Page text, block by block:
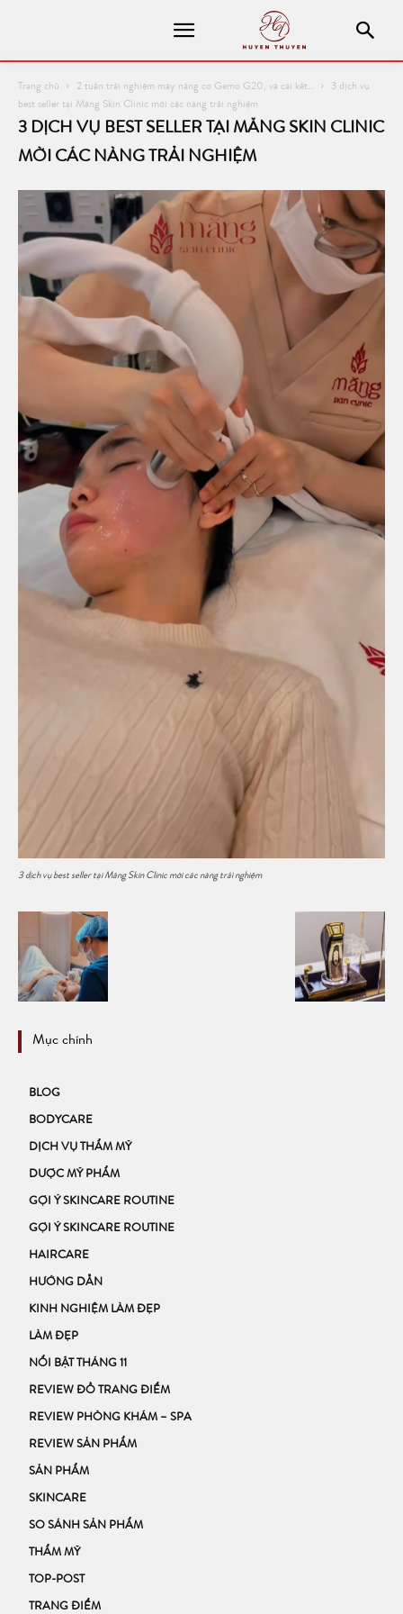
Trang chủ 2 tuần trải nghiệm máy nâng cơ Gemo G20, và cái kết…
3 dịch vụ
best seller tại Măng Skin Clinic mời các nàng trải nghiệm
3 DỊCH VỤ BEST SELLER TẠI MĂNG SKIN CLINIC
MỜI CÁC NÀNG TRẢI NGHIỆM
3 dịch vụ best seller tại Măng Skin Clinic mời các nàng trải nghiệm
Mục chính
BLOG
BODYCARE
DỊCH VỤ THẨM MỸ
DƯỢC MỸ PHẨM
GỢI Ý SKINCARE ROUTINE
GỢI Ý SKINCARE ROUTINE
HAIRCARE
HƯỚNG DẪN
KINH NGHIỆM LÀM ĐẸP
LÀM ĐẸP
NỔI BẬT THÁNG 11
REVIEW ĐỒ TRANG ĐIỂM
REVIEW PHÒNG KHÁM – SPA
REVIEW SẢN PHẨM
SẢN PHẨM
SKINCARE
SO SÁNH SẢN PHẨM
THẨM MỸ
TOP-POST
TRANG ĐIỂM